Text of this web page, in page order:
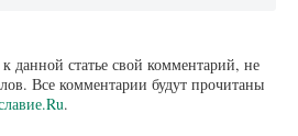
данной статье свой комментарий, не
Все комментарии будут прочитаны
.